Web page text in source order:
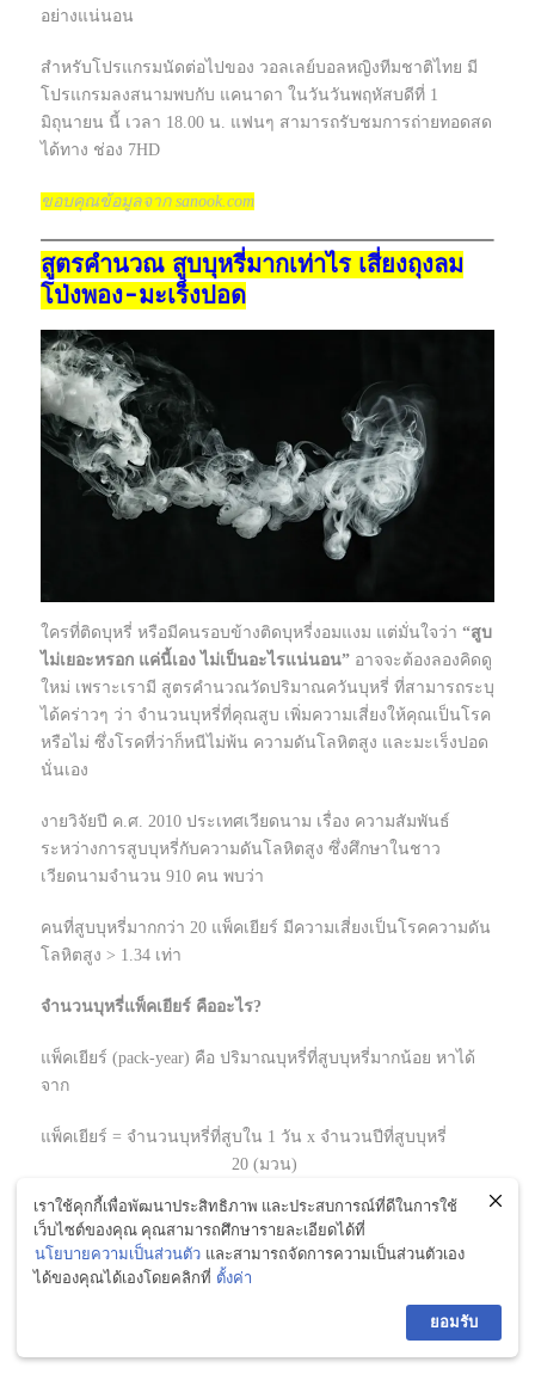
อย่างแน่นอน
สำหรับโปรแกรมนัดต่อไปของ วอลเลย์บอลหญิงทีมชาติไทย มี
โปรแกรมลงสนามพบกับ แคนาดา ในวันวันพฤหัสบดีที่ 1
มิถุนายน นี้ เวลา 18.00 น. แฟนๆ สามารถรับชมการถ่ายทอดสด
ได้ทาง ช่อง 7HD
ขอบคุณข้อมูลจาก sanook.com
สูตรคำนวณ สูบบุหรี่มากเท่าไร เสี่ยงถุงลม
โป่งพอง-มะเร็งปอด
ใครที่ติดบุหรี่ หรือมีคนรอบข้างติดบุหรี่งอมแงม แต่มั่นใจว่า “สูบ
ไม่เยอะหรอก แค่นี้เอง ไม่เป็นอะไรแน่นอน” อาจจะต้องลองคิดดู
ใหม่ เพราะเรามี สูตรคำนวณวัดปริมาณควันบุหรี่ ที่สามารถระบุ
ได้คร่าวๆ ว่า จำนวนบุหรี่ที่คุณสูบ เพิ่มความเสี่ยงให้คุณเป็นโรค
หรือไม่ ซึ่งโรคที่ว่าก็หนีไม่พ้น ความดันโลหิตสูง และมะเร็งปอด
นั่นเอง
งายวิจัยปี ค.ศ. 2010 ประเทศเวียดนาม เรื่อง ความสัมพันธ์
ระหว่างการสูบบุหรี่กับความดันโลหิตสูง ซึ่งศึกษาในชาว
เวียดนามจำนวน 910 คน พบว่า
คนที่สูบบุหรี่มากกว่า 20 แพ็คเยียร์ มีความเสี่ยงเป็นโรคความดัน
โลหิตสูง > 1.34 เท่า
จำนวนบุหรี่แพ็คเยียร์ คืออะไร?
แพ็คเยียร์ (pack-year) คือ ปริมาณบุหรี่ที่สูบบุหรี่มากน้อย หาได้
จาก
แพ็คเยียร์ = จำนวนบุหรี่ที่สูบใน 1 วัน x จำนวนปีที่สูบบุหรี่
20 (มวน)
เช่น ถ้าคุณสูบบุหรี่วันละ 20 มวนมานานแล้ว 5 ปี คำนวณหา
แพ็คเยียร์ได้ดังนี้ 20 x 5 ÷ 20 = 5 แพ็คเยียร์ โดย 5 แพ็คเยียร์นี้
อาจหมายถึง สูบบุหรี่วันละ 5 มวนนาน 20 ปี ก็ได้ เพราะความ
เราใช้คุกกี้เพื่อพัฒนาประสิทธิภาพ และประสบการณ์ที่ดีในการใช้
เว็บไซต์ของคุณ คุณสามารถศึกษารายละเอียดได้ที่
นโยบายความเป็นส่วนตัว และสามารถจัดการความเป็นส่วนตัวเอง
ได้ของคุณได้เองโดยคลิกที่ ตั้งค่า
ยอมรับ